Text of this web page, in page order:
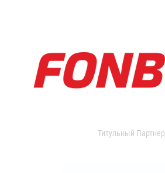
Титульный Партнер